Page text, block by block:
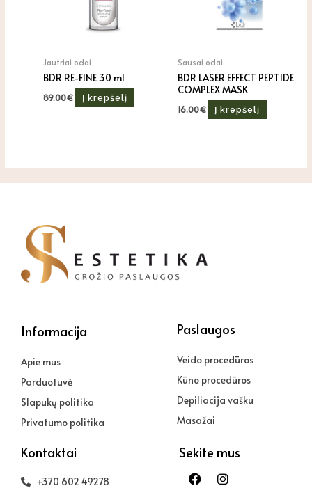
Jautriai odai
BDR RE-FINE 30 ml
89.00€ Į krepšelį
Sausai odai
BDR LASER EFFECT PEPTIDE
COMPLEX MASK
16.00€ Į krepšelį
Informacija
Apie mus
Parduotuvė
Slapukų politika
Privatumo politika
Paslaugos
Veido procedūros
Kūno procedūros
Depiliacija vašku
Masažai
Kontaktai
+370 602 49278
Sekite mus
FacebookInstagram